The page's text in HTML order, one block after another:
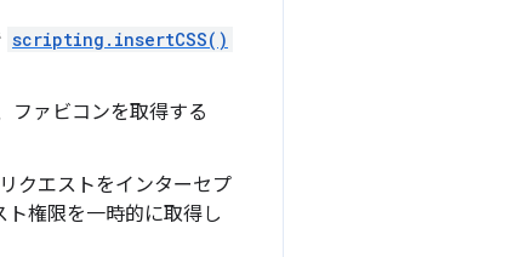
scripting.insertCSS()
ファビコンを取得する
クエストをインターセプ
ト権限を一時的に取得し